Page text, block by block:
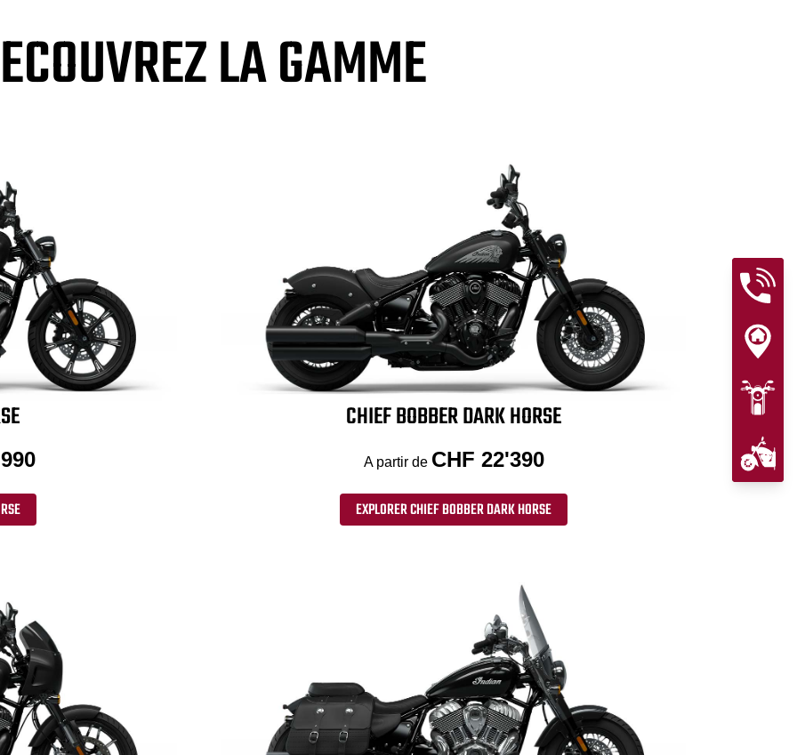
LA GAMME
CHIEF BOBBER DARK HORSE
A partir de CHF 22'390
EXPLORER CHIEF BOBBER DARK HORSE